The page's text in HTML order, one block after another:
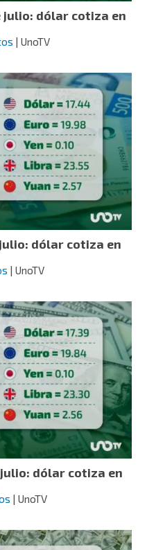
julio: dólar cotiza en
| UnoTV
julio: dólar cotiza en
| UnoTV
julio: dólar cotiza en
| UnoTV